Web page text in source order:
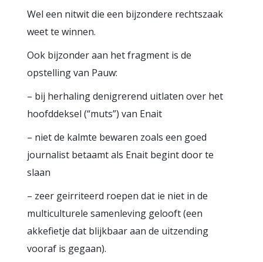
Wel een nitwit die een bijzondere rechtszaak
weet te winnen.
Ook bijzonder aan het fragment is de
opstelling van Pauw:
– bij herhaling denigrerend uitlaten over het
hoofddeksel (“muts”) van Enait
– niet de kalmte bewaren zoals een goed
journalist betaamt als Enait begint door te
slaan
– zeer geirriteerd roepen dat ie niet in de
multiculturele samenleving gelooft (een
akkefietje dat blijkbaar aan de uitzending
vooraf is gegaan).